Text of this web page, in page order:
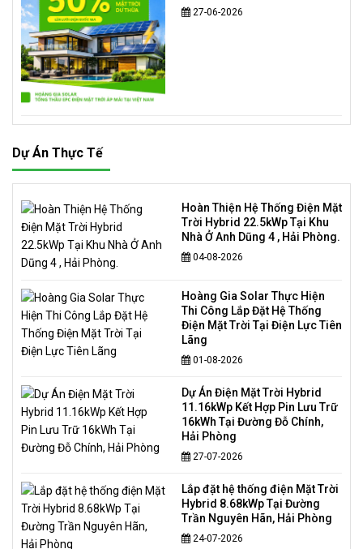
27-06-2026
Dự Án Thực Tế
Hoàn Thiện Hệ Thống Điện Mặt
Trời Hybrid 22.5kWp Tại Khu
Nhà Ở Anh Dũng 4 , Hải Phòng.
04-08-2026
Hoàng Gia Solar Thực Hiện
Thi Công Lắp Đặt Hệ Thống
Điện Mặt Trời Tại Điện Lực Tiên
Lãng
01-08-2026
Dự Án Điện Mặt Trời Hybrid
11.16kWp Kết Hợp Pin Lưu Trữ
16kWh Tại Đường Đỗ Chính,
Hải Phòng
27-07-2026
Lắp đặt hệ thống điện Mặt Trời
Hybrid 8.68kWp Tại Đường
Trần Nguyên Hãn, Hải Phòng
24-07-2026